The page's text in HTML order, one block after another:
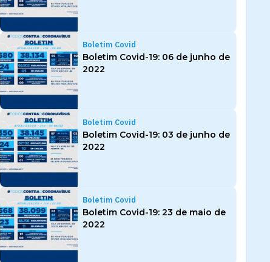
Boletim Covid
Boletim Covid-19: 06 de junho de
2022
Boletim Covid
Boletim Covid-19: 03 de junho de
2022
Boletim Covid
Boletim Covid-19: 23 de maio de
2022